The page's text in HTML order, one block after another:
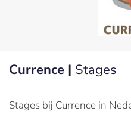
Currence | Stages
Stages bij Currence in